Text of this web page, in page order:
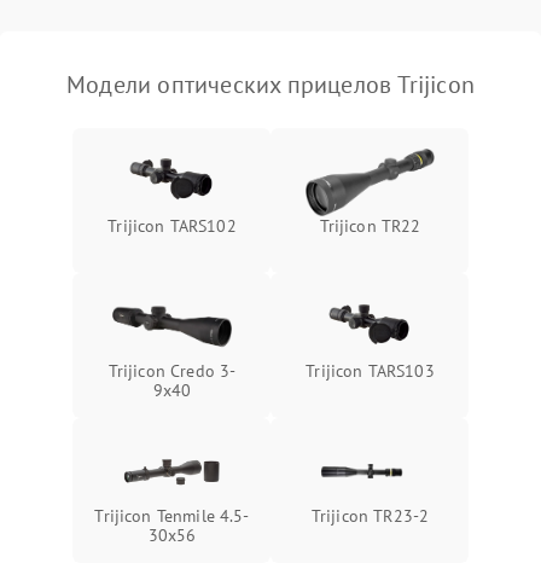
Модели оптических прицелов Trijicon
Trijicon TARS102 Trijicon TR22
Trijicon Credo 3-
9x40
Trijicon TARS103
Trijicon Tenmile 4.5-
30x56
Trijicon TR23-2